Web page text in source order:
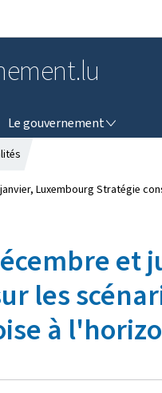
Le gouvernement
Luxembourg Stratégie
et
les
à